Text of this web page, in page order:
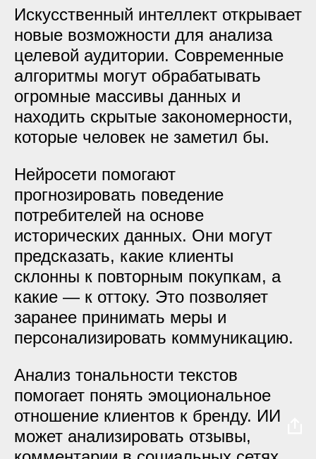
Искусственный интеллект открывает
новые возможности для анализа
целевой аудитории. Современные
алгоритмы могут обрабатывать
огромные массивы данных и
находить скрытые закономерности,
которые человек не заметил бы.
Нейросети помогают
прогнозировать поведение
потребителей на основе
исторических данных. Они могут
предсказать, какие клиенты
склонны к повторным покупкам, а
какие — к оттоку. Это позволяет
заранее принимать меры и
персонализировать коммуникацию.
Анализ тональности текстов
помогает понять эмоциональное
отношение клиентов к бренду. ИИ
может анализировать отзывы,